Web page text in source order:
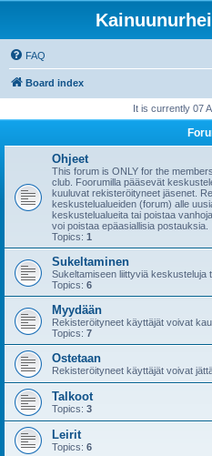
FAQ
Board index
It is currently 07
Ohjeet
This forum is ONLY for the
club. Foorumilla pääsevät
kuuluvat rekisteröityneet jäsenet.
keskustelualueiden (forum) alle
keskustelualueita tai poistaa
voi poistaa epäasiallisia postauksia.
Topics: 1
Sukeltaminen
Sukeltamiseen liittyviä keskusteluja
Topics: 6
Myydään
Rekisteröityneet käyttäjät voivat
Topics: 7
Ostetaan
Rekisteröityneet käyttäjät voivat
Talkoot
Topics: 3
Leirit
Topics: 6